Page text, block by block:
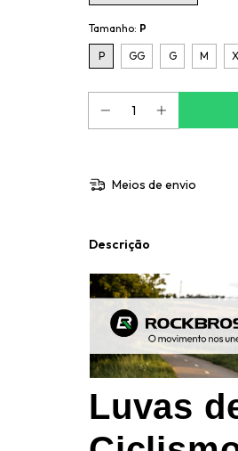
Tamanho: P
P GG G M
Meios de envio
Descrição
Luvas